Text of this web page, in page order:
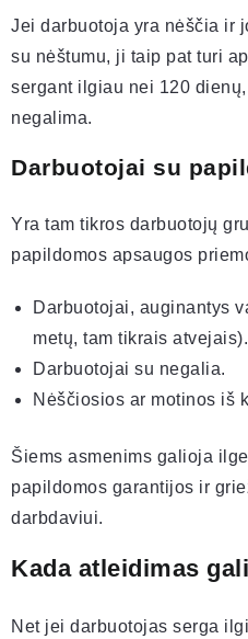
Jei darbuotoja yra nėščia ir
su nėštumu, ji taip pat turi
sergant ilgiau nei 120
negalima.
Darbuotojai su
Yra tam tikros darbuotojų
papildomos apsaugos
Darbuotojai, auginantys
metų, tam tikrais atvejais).
Darbuotojai su negalia.
Nėščiosios ar motinos iš
Šiems asmenims galioja
papildomos garantijos ir
darbdaviui.
Kada atleidimas
Net jei darbuotojas serga